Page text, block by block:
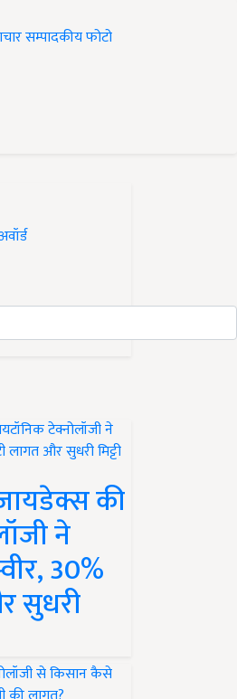
सम्पादकीयफोटो
की
ने
30%
सुधरी